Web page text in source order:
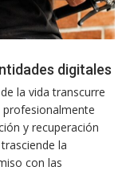
digitales
la vida transcurre
profesionalmente
y recuperación
la
con las